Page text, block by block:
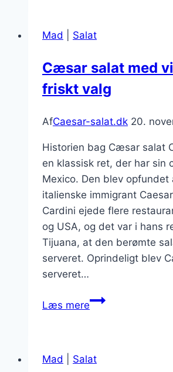
som
Mad Salat
Cæsar salat med
friskt valg
AfCaesar-salat.dk 20.
Historien bag Cæsar salat
en klassisk ret, der har sin
Mexico. Den blev opfundet
italienske immigrant
Cardini ejede flere
og USA, og det var i hans
Tijuana, at den berømte
serveret. Oprindeligt blev
serveret…
Læs mereCæsar
friskt
Mad Salat